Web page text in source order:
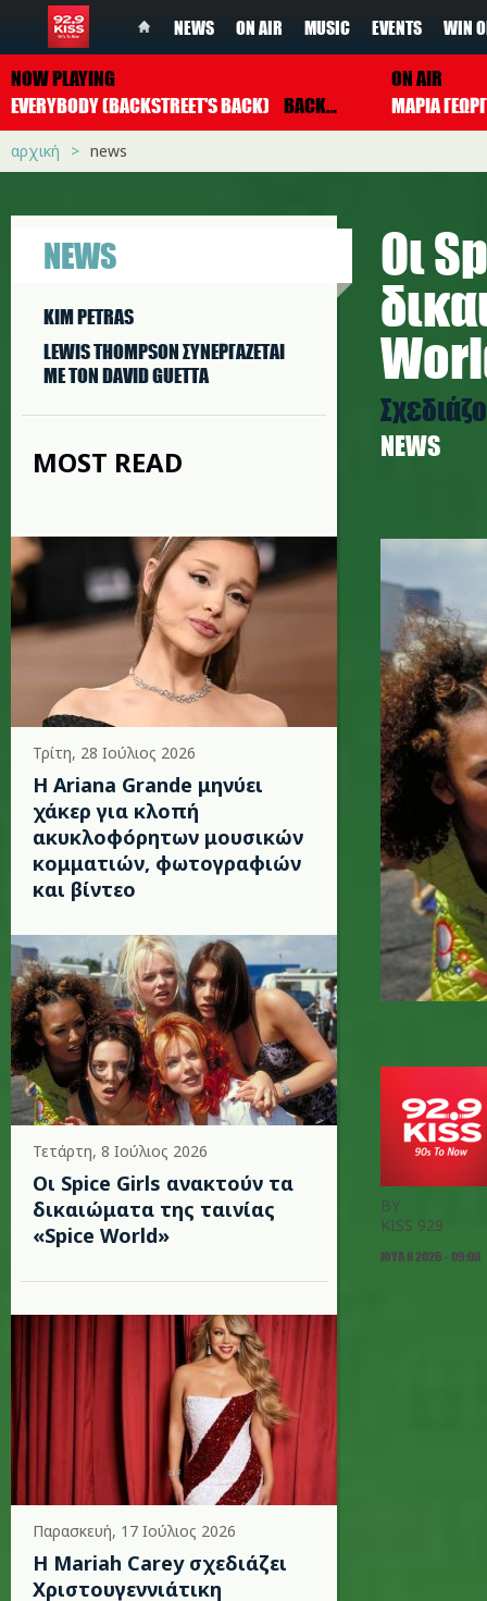
NEWS ON AIR MUSIC EVENTS WIN
NOW PLAYING
EVERYBODY (BACKSTREET'S BACK)
BACKSTREET BOYS
ON AIR
ΜΑΡΙΑ
αρχική news
NEWS
KIM PETRAS
LEWIS THOMPSON ΣΥΝΕΡΓAΖΕΤΑΙ
ΜΕ ΤΟΝ DAVID GUETTA
MOST READ
Τρίτη, 28 Ιούλιος 2026
Η Ariana Grande μηνύει
χάκερ για κλοπή
ακυκλοφόρητων μουσικών
κομματιών, φωτογραφιών
και βίντεο
Τετάρτη, 8 Ιούλιος 2026
Οι Spice Girls ανακτούν τα
δικαιώματα της ταινίας
«Spice World»
Παρασκευή, 17 Ιούλιος 2026
Η Mariah Carey σχεδιάζει
Χριστουγεννιάτικη
Οι
NEWS
BY
KISS 929
ΙΟΥΛ 8 2026 - 09:00